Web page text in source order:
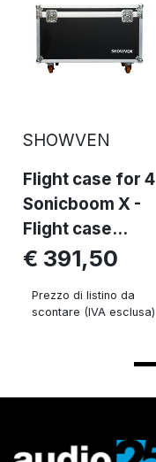
SHOWVEN
Flight case for 4
Sonicboom X -
Flight case...
€ 391,50
Prezzo di listino da
scontare (IVA esclusa)